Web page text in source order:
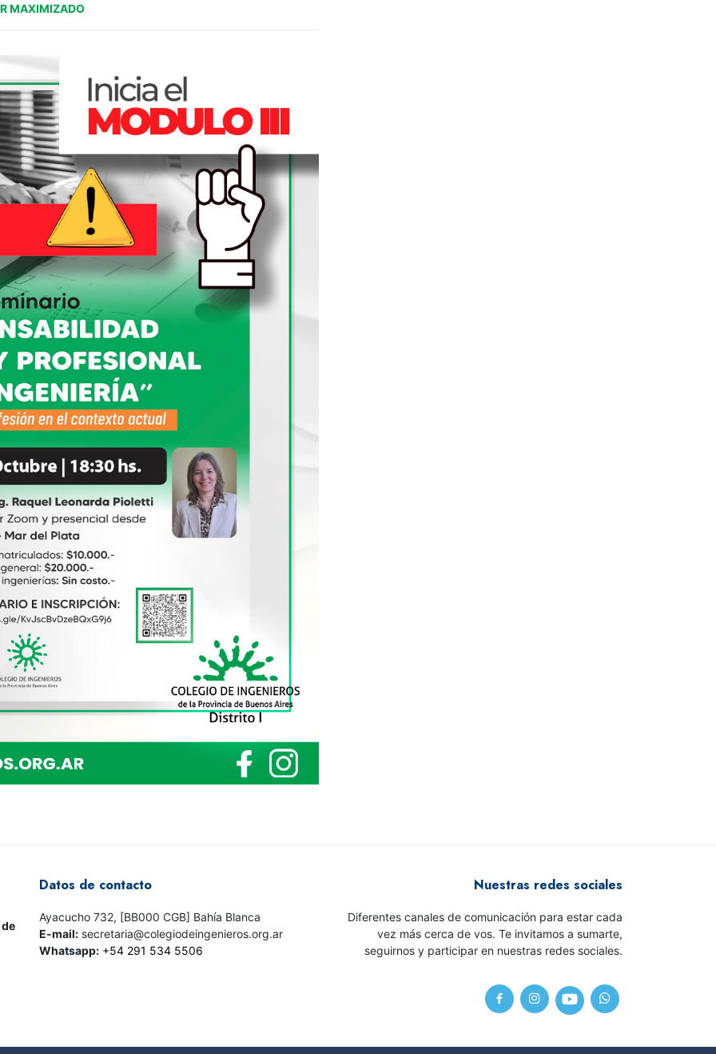
MAXIMIZADO
Datos de contacto
Ayacucho 732, [BB000 CGB] Bahía Blanca
E-mail: secretaria@colegiodeingenieros.org.ar
Whatsapp: +54 291 534 5506
Nuestras redes sociales
Diferentes canales de comunicación para estar cada
vez más cerca de vos. Te invitamos a sumarte,
seguirnos y participar en nuestras redes sociales.